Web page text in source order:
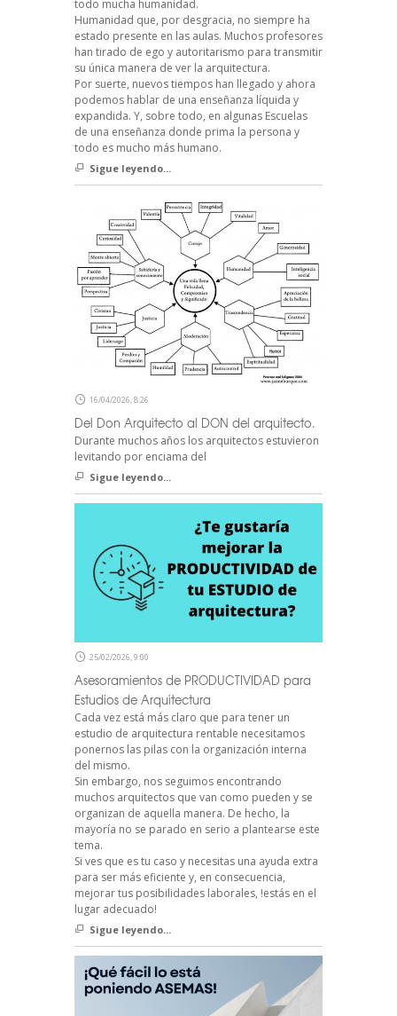
todo mucha humanidad.
Humanidad que, por desgracia, no siempre ha
estado presente en las aulas. Muchos profesores
han tirado de ego y autoritarismo para transmitir
su única manera de ver la arquitectura.
Por suerte, nuevos tiempos han llegado y ahora
podemos hablar de una enseñanza líquida y
expandida. Y, sobre todo, en algunas Escuelas
de una enseñanza donde prima la persona y
todo es mucho más humano.
Sigue leyendo...
16/04/2026, 8:26
Del Don Arquitecto al DON del arquitecto.
Durante muchos años los arquitectos estuvieron
levitando por enciama del
Sigue leyendo...
25/02/2026, 9:00
Asesoramientos de PRODUCTIVIDAD para
Estudios de Arquitectura
Cada vez está más claro que para tener un
estudio de arquitectura rentable necesitamos
ponernos las pilas con la organización interna
del mismo.
Sin embargo, nos seguimos encontrando
muchos arquitectos que van como pueden y se
organizan de aquella manera. De hecho, la
mayoría no se parado en serio a plantearse este
tema.
Si ves que es tu caso y necesitas una ayuda extra
para ser más eficiente y, en consecuencia,
mejorar tus posibilidades laborales, !estás en el
lugar adecuado!
Sigue leyendo...